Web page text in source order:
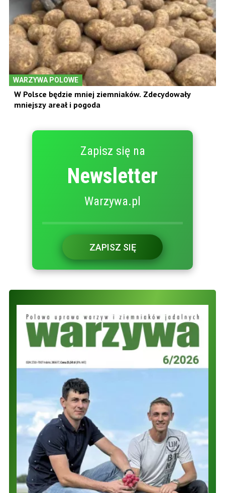
WARZYWA POLOWE
W Polsce będzie mniej ziemniaków. Zdecydowały
mniejszy areał i pogoda
Zapisz się na
Newsletter
Warzywa.pl
ZAPISZ SIĘ